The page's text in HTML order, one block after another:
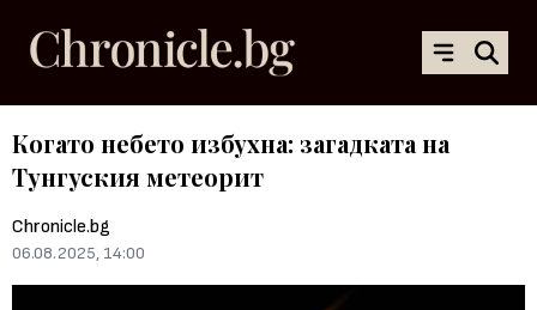
Когато небето избухна: загадката на
Тунгуския метеорит
Chronicle.bg
06.08.2025, 14:00